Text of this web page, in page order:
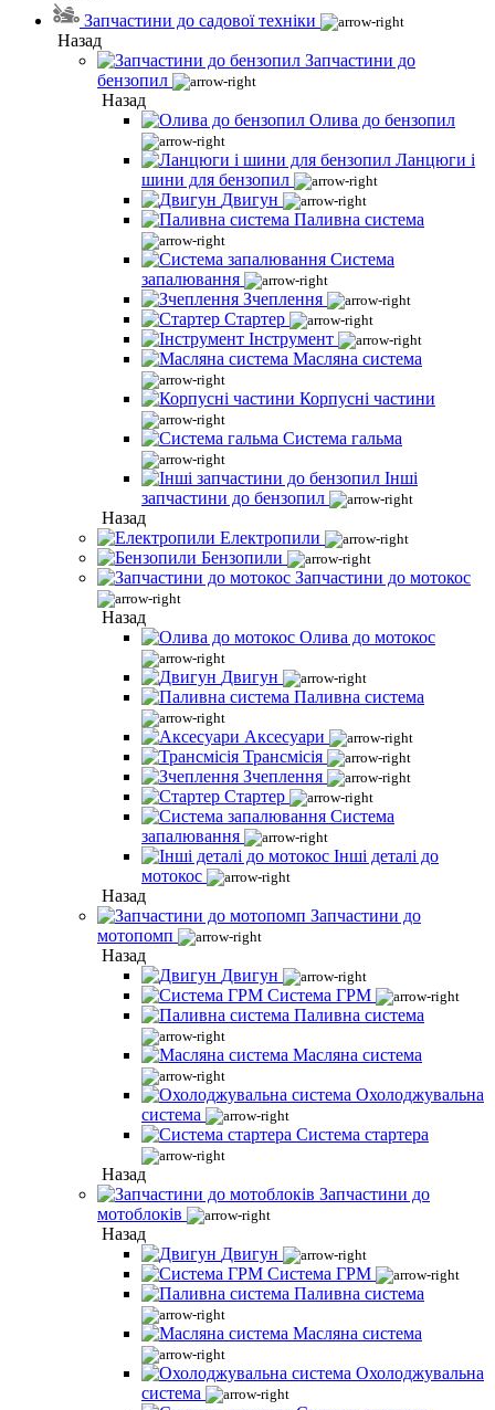
Запчастини до садової техніки
Назад
Запчастини до
бензопил
Назад
Олива до бензопил
Ланцюги і
шини для бензопил
Двигун
Паливна система
Система
запалювання
Зчеплення
Стартер
Інструмент
Масляна система
Корпусні частини
Система гальма
Інші
запчастини до бензопил
Назад
Електропили
Бензопили
Запчастини до мотокос
Назад
Олива до мотокос
Двигун
Паливна система
Аксесуари
Трансмісія
Зчеплення
Стартер
Система
запалювання
Інші деталі до
мотокос
Назад
Запчастини до
мотопомп
Назад
Двигун
Система ГРМ
Паливна система
Масляна система
Охолоджувальна
система
Система стартера
Назад
Запчастини до
мотоблоків
Назад
Двигун
Система ГРМ
Паливна система
Масляна система
Охолоджувальна
система